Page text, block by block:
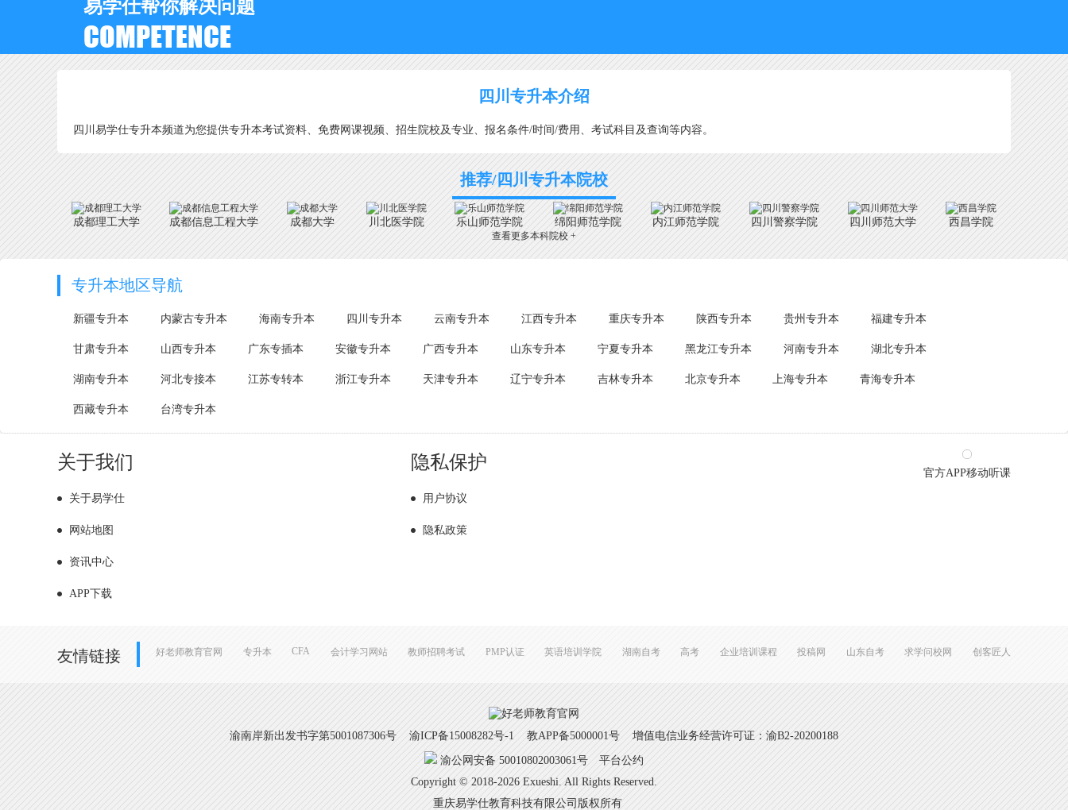
易学仕帮你解决问题
COMPETENCE
四川专升本介绍
四川易学仕专升本频道为您提供专升本考试资料、免费网课视频、招生院校及专业、报名条件/时间/费用、考试科目及查询等内容。
推荐/四川专升本院校
成都理工大学 成都信息工程大学 成都大学 川北医学院 乐山师范学院 绵阳师范学院 内江师范学院 四川警察学院 四川师范大学 西昌学院
查看更多本科院校 +
专升本地区导航
新疆专升本 内蒙古专升本 海南专升本 四川专升本 云南专升本 江西专升本 重庆专升本 陕西专升本 贵州专升本 福建专升本
甘肃专升本 山西专升本 广东专插本 安徽专升本 广西专升本 山东专升本 宁夏专升本 黑龙江专升本 河南专升本 湖北专升本
湖南专升本 河北专接本 江苏专转本 浙江专升本 天津专升本 辽宁专升本 吉林专升本 北京专升本 上海专升本 青海专升本
西藏专升本 台湾专升本
关于我们
关于易学仕
网站地图
资讯中心
APP下载
隐私保护
用户协议
隐私政策
官方APP移动听课
友情链接 好老师教育官网 专升本 CFA 会计学习网站 教师招聘考试 PMP认证 英语培训学院 湖南自考 高考 企业培训课程 投稿网 山东自考 求学问校网 创客匠人
渝南岸新出发书字第5001087306号 渝ICP备15008282号-1 教APP备5000001号 增值电信业务经营许可证：渝B2-20200188
渝公网安备 50010802003061号
平台公约
Copyright © 2018-2026 Exueshi. All Rights Reserved.
重庆易学仕教育科技有限公司版权所有